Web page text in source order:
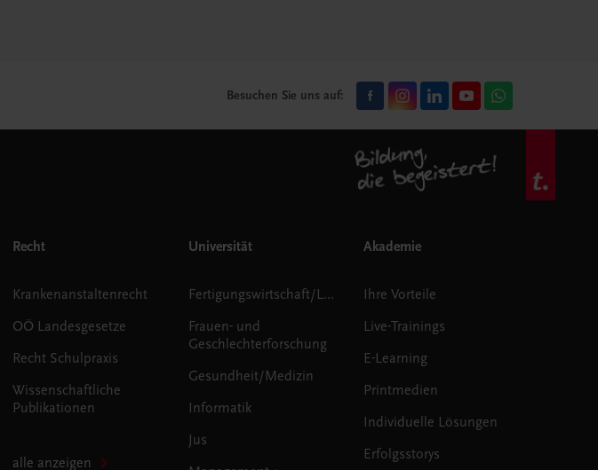
Besuchen Sie uns auf:
Recht
Krankenanstaltenrecht
OÖ Landesgesetze
Recht Schulpraxis
Wissenschaftliche
Publikationen
alle anzeigen
Universität
Fertigungswirtschaft/Logistik
Frauen- und
Geschlechterforschung
Gesundheit/Medizin
Informatik
Jus
Akademie
Ihre Vorteile
Live-Trainings
E-Learning
Printmedien
Individuelle Lösungen
Erfolgsstorys